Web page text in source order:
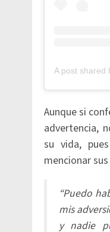
Aunque si
advertencia,
su vida,
mencionar
“Puedo
mis
y nadie